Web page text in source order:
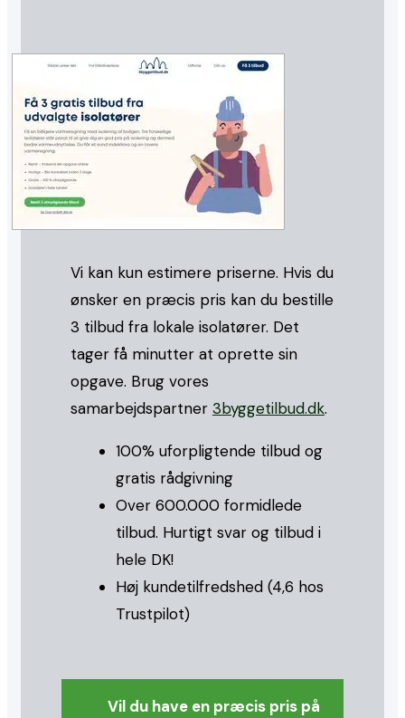
Vi kan kun estimere priserne. Hvis du
ønsker en præcis pris kan du bestille
3 tilbud fra lokale isolatører. Det
tager få minutter at oprette sin
opgave. Brug vores
samarbejdspartner 3byggetilbud.dk.
100% uforpligtende tilbud og
gratis rådgivning
Over 600.000 formidlede
tilbud. Hurtigt svar og tilbud i
hele DK!
Høj kundetilfredshed (4,6 hos
Trustpilot)
Vil du have en præcis pris på